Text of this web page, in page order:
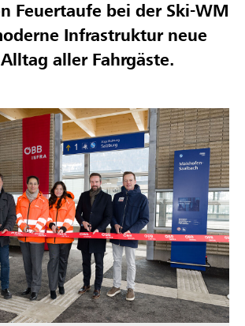
Feuertaufe bei der Ski-WM
Infrastruktur neue
aller Fahrgäste.